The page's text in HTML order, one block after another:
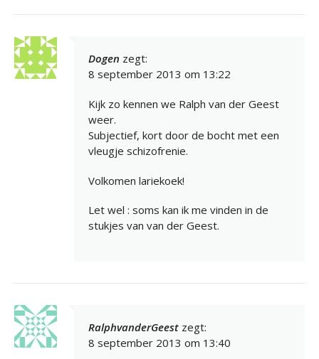
Dogen zegt:
8 september 2013 om 13:22
Kijk zo kennen we Ralph van der Geest
weer.
Subjectief, kort door de bocht met een
vleugje schizofrenie.
Volkomen lariekoek!
Let wel : soms kan ik me vinden in de
stukjes van van der Geest.
RalphvanderGeest zegt:
8 september 2013 om 13:40